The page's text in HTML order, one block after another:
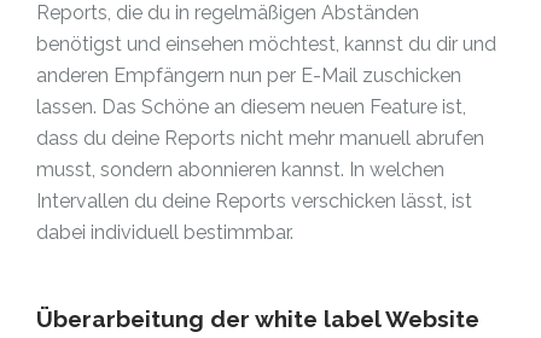
Reports, die du in regelmäßigen Abständen
benötigst und einsehen möchtest, kannst du dir und
anderen Empfängern nun per E-Mail zuschicken
lassen. Das Schöne an diesem neuen Feature ist,
dass du deine Reports nicht mehr manuell abrufen
musst, sondern abonnieren kannst. In welchen
Intervallen du deine Reports verschicken lässt, ist
dabei individuell bestimmbar.
Überarbeitung der white label Website